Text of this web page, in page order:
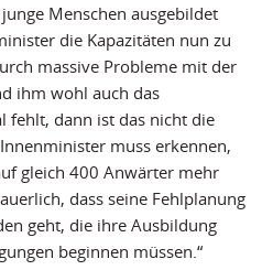
Menschen ausgebildet
die Kapazitäten nun zu
massive Probleme mit der
ihm wohl auch das
fehlt, dann ist das nicht die
muss erkennen,
gleich 400 Anwärter mehr
dass seine Fehlplanung
geht, die ihre Ausbildung
beginnen müssen.“